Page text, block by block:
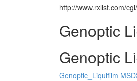
http://www.rxlist.com/
Genoptic
Genoptic
Genoptic_Liquifilm